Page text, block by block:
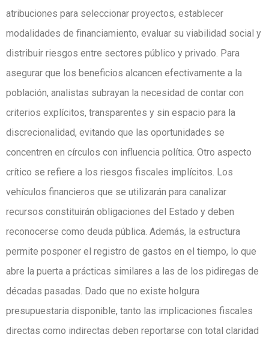
atribuciones para seleccionar proyectos, establecer
modalidades de financiamiento, evaluar su viabilidad social y
distribuir riesgos entre sectores público y privado. Para
asegurar que los beneficios alcancen efectivamente a la
población, analistas subrayan la necesidad de contar con
criterios explícitos, transparentes y sin espacio para la
discrecionalidad, evitando que las oportunidades se
concentren en círculos con influencia política. Otro aspecto
crítico se refiere a los riesgos fiscales implícitos. Los
vehículos financieros que se utilizarán para canalizar
recursos constituirán obligaciones del Estado y deben
reconocerse como deuda pública. Además, la estructura
permite posponer el registro de gastos en el tiempo, lo que
abre la puerta a prácticas similares a las de los pidiregas de
décadas pasadas. Dado que no existe holgura
presupuestaria disponible, tanto las implicaciones fiscales
directas como indirectas deben reportarse con total claridad